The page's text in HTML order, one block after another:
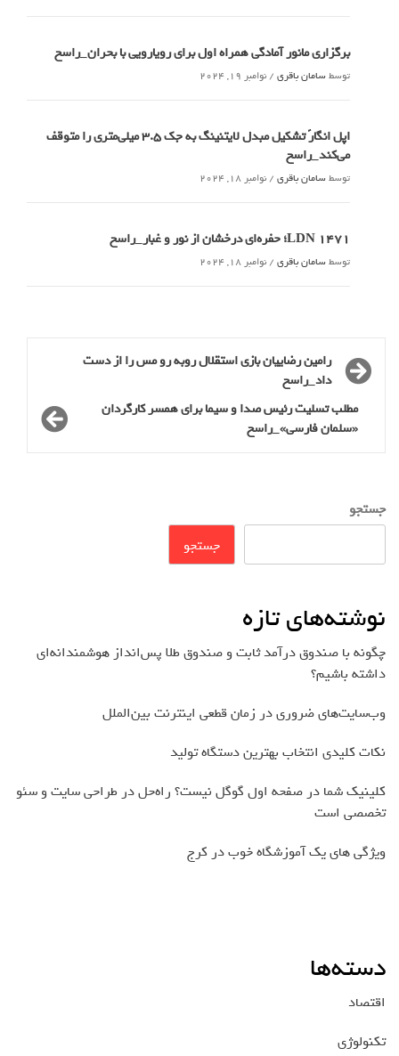
برگزاری مانور آمادگی همراه اول برای رویارویی با بحران_راسخ
توسطسامان باقری / نوامبر 19, 2024
اپل انگارً تشکیل مبدل لایتنینگ به جک ۳.۵ میلی‌متری را متوقف
می‌کند_راسخ
توسطسامان باقری / نوامبر 18, 2024
LDN 1471؛ حفره‌ای درخشان از نور و غبار_راسخ
توسطسامان باقری / نوامبر 18, 2024
رامین رضاییان بازی استقلال روبه رو مس را از دست
داد_راسخ
مطلب تسلیت رئیس صدا و سیما برای همسر کارگردان
«سلمان فارسی»_راسخ
جستجو
جستجو
نوشته‌های تازه
چگونه با صندوق درآمد ثابت و صندوق طلا پس‌انداز هوشمندانه‌ای
داشته باشیم؟
وب‌سایت‌های ضروری در زمان قطعی اینترنت بین‌الملل
نکات کلیدی انتخاب بهترین دستگاه تولید
کلینیک شما در صفحه اول گوگل نیست؟ راه‌حل در طراحی سایت و سئو
تخصصی است
ویژگی های یک آموزشگاه خوب در کرج
دسته‌ها
اقتصاد
تکنولوژی